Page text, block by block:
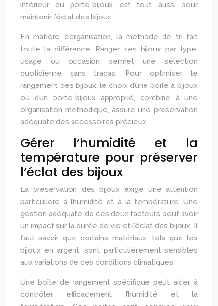
intérieur du porte-bijoux est tout aussi pour
maintenir l’éclat des bijoux.
En matière d’organisation, la méthode de tri fait
toute la différence. Ranger ses bijoux par type,
usage ou occasion permet une sélection
quotidienne sans tracas. Pour optimiser le
rangement des bijoux, le choix d’une boîte à bijoux
ou d’un porte-bijoux approprié, combiné à une
organisation méthodique, assure une préservation
adéquate des accessoires précieux.
Gérer l’humidité et la
température pour préserver
l’éclat des bijoux
La préservation des bijoux exige une attention
particulière à l’humidité et à la température. Une
gestion adéquate de ces deux facteurs peut avoir
un impact sur la durée de vie et l’éclat des bijoux. Il
faut savoir que certains matériaux, tels que les
bijoux en argent, sont particulièrement sensibles
aux variations de ces conditions climatiques.
Une boîte de rangement spécifique peut aider à
contrôler efficacement l’humidité et la